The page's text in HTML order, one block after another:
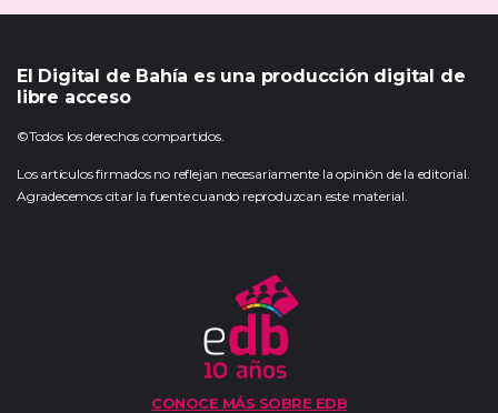
El Digital de Bahía es una producción digital de
libre acceso
©Todos los derechos compartidos.
Los artículos firmados no reflejan necesariamente la opinión de la editorial.
Agradecemos citar la fuente cuando reproduzcan este material.
CONOCE MÁS SOBRE EDB